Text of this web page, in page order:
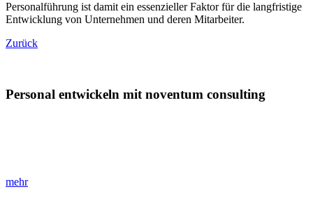
Personalführung ist damit ein essenzieller Faktor für die langfristige
Entwicklung von Unternehmen und deren Mitarbeiter.
Zurück
Personal entwickeln mit noventum consulting
mehr